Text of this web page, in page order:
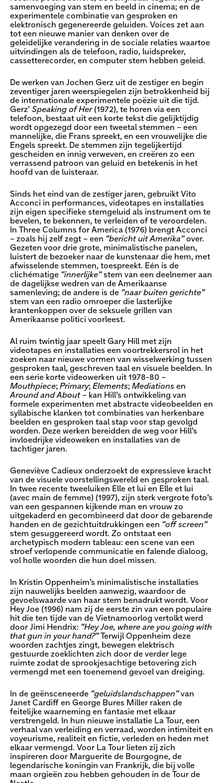
samenvoeging van stem en beeld in cinema; en de
experimentele combinatie van gesproken en
elektronisch gegenereerde geluiden. Voices zet aan
tot een nieuwe manier van denken over de
geleidelijke verandering in de sociale relaties waartoe
uitvindingen als de telefoon, radio, luidspreker,
cassetterecorder, en computer stem hebben geleid.
De werken van Jochen Gerz uit de zestiger en begin
zeventiger jaren weerspiegelen zijn betrokkenheid bij
de internationale experimentele poëzie uit die tijd.
Gerz’ Speaking of Her(1972), te horen via een
telefoon, bestaat uit een korte tekst die gelijktijdig
wordt opgezegd door een tweetal stemmen – een
mannelijke, die Frans spreekt, en een vrouwelijke die
Engels spreekt. De stemmen zijn tegelijkertijd
gescheiden en innig verweven, en creëren zo een
verrassend patroon van geluid en betekenis in het
hoofd van de luisteraar.
Sinds het eind van de zestiger jaren, gebruikt Vito
Acconci in performances, videotapes en installaties
zijn eigen specifieke stemgeluid als instrument om te
bevelen, te bekennen, te verleiden of te veroordelen.
In Three Columns for America (1976) brengt Acconci
– zoals hij zelf zegt – een “bericht uit Amerika”over.
Gezeten voor drie grote, minimalistische panelen,
luistert de bezoeker naar de kunstenaar die hem, met
afwisselende stemmen, toespreekt. Eén is de
clichématige “innerlijke”stem van een deelnemer aan
de dagelijkse wedren van de Amerikaanse
samenleving; de andere is de “naar buiten gerichte”
stem van een radio omroeper die lasterlijke
krantenkoppen over de seksuele grillen van
Amerikaanse politici voorleest.
Al ruim twintig jaar speelt Gary Hill met zijn
videotapes en installaties een voortrekkersrol in het
zoeken naar nieuwe vormen van wisselwerking tussen
gesproken taal, geschreven taal en visuele beelden. In
een serie korte videowerken uit 1978-80 –
Mouthpiece; Primary; Elements; Mediations en
Around and About– kan Hill’s ontwikkeling van
formele experimenten met abstracte videobeelden en
syllabische klanken tot combinaties van herkenbare
beelden en gesproken taal stap voor stap gevolgd
worden. Deze werken bereidden de weg voor Hill’s
invloedrijke videoweken en installaties van de
tachtiger jaren.
Geneviève Cadieux onderzoekt de expressieve kracht
van de visuele voorstellingswereld en gesproken taal.
In twee recente tweeluiken Elle et lui en Elle et lui
(avec main de femme) (1997), zijn sterk vergrote foto’s
van een gespannen kijkende man en vrouw zo
uitgekaderd en gecombineerd dat door de gebarende
handen en de gezichtuitdrukkingen een “off screen”
stem gesuggereerd wordt. Zo ontstaat een
archetypisch modern tableau: een scene van een
stroef verlopende communicatie en falende dialoog,
vol holle woorden die hun doel missen.
In Kristin Oppenheim’s minimalistische installaties
zijn nauwelijks beelden aanwezig, waardoor de
gevoelswaarde van haar stem benadrukt wordt. Voor
Hey Joe (1996) nam zij de eerste zin van een populaire
hit die ten tijde van de Vietnamoorlog vertolkt werd
door Jimi Hendrix: “Hey Joe, where are you going with
that gun in your hand?”Terwijl Oppenheim deze
woorden zachtjes zingt, bewegen elektrisch
gestuurde zoeklichten zich door de verder lege
ruimte zodat de sprookjesachtige betovering zich
vermengd met een toenemend gevoel van dreiging.
In de geënsceneerde “geluidslandschappen”van
Janet Cardiff en George Bures Miller raken de
feitelijke waarneming en fantasie met elkaar
verstrengeld. In hun nieuwe installatie La Tour, een
verhaal van verleiding en verraad, worden intimiteit en
voyeurisme, realiteit en fictie, verleden en heden met
elkaar vermengd. Voor La Tour lieten zij zich
inspireren door Marguerite de Bourgogne, de
legendarische koningin van Frankrijk, die bij volle
maan orgieën zou hebben gehouden in de Tour de